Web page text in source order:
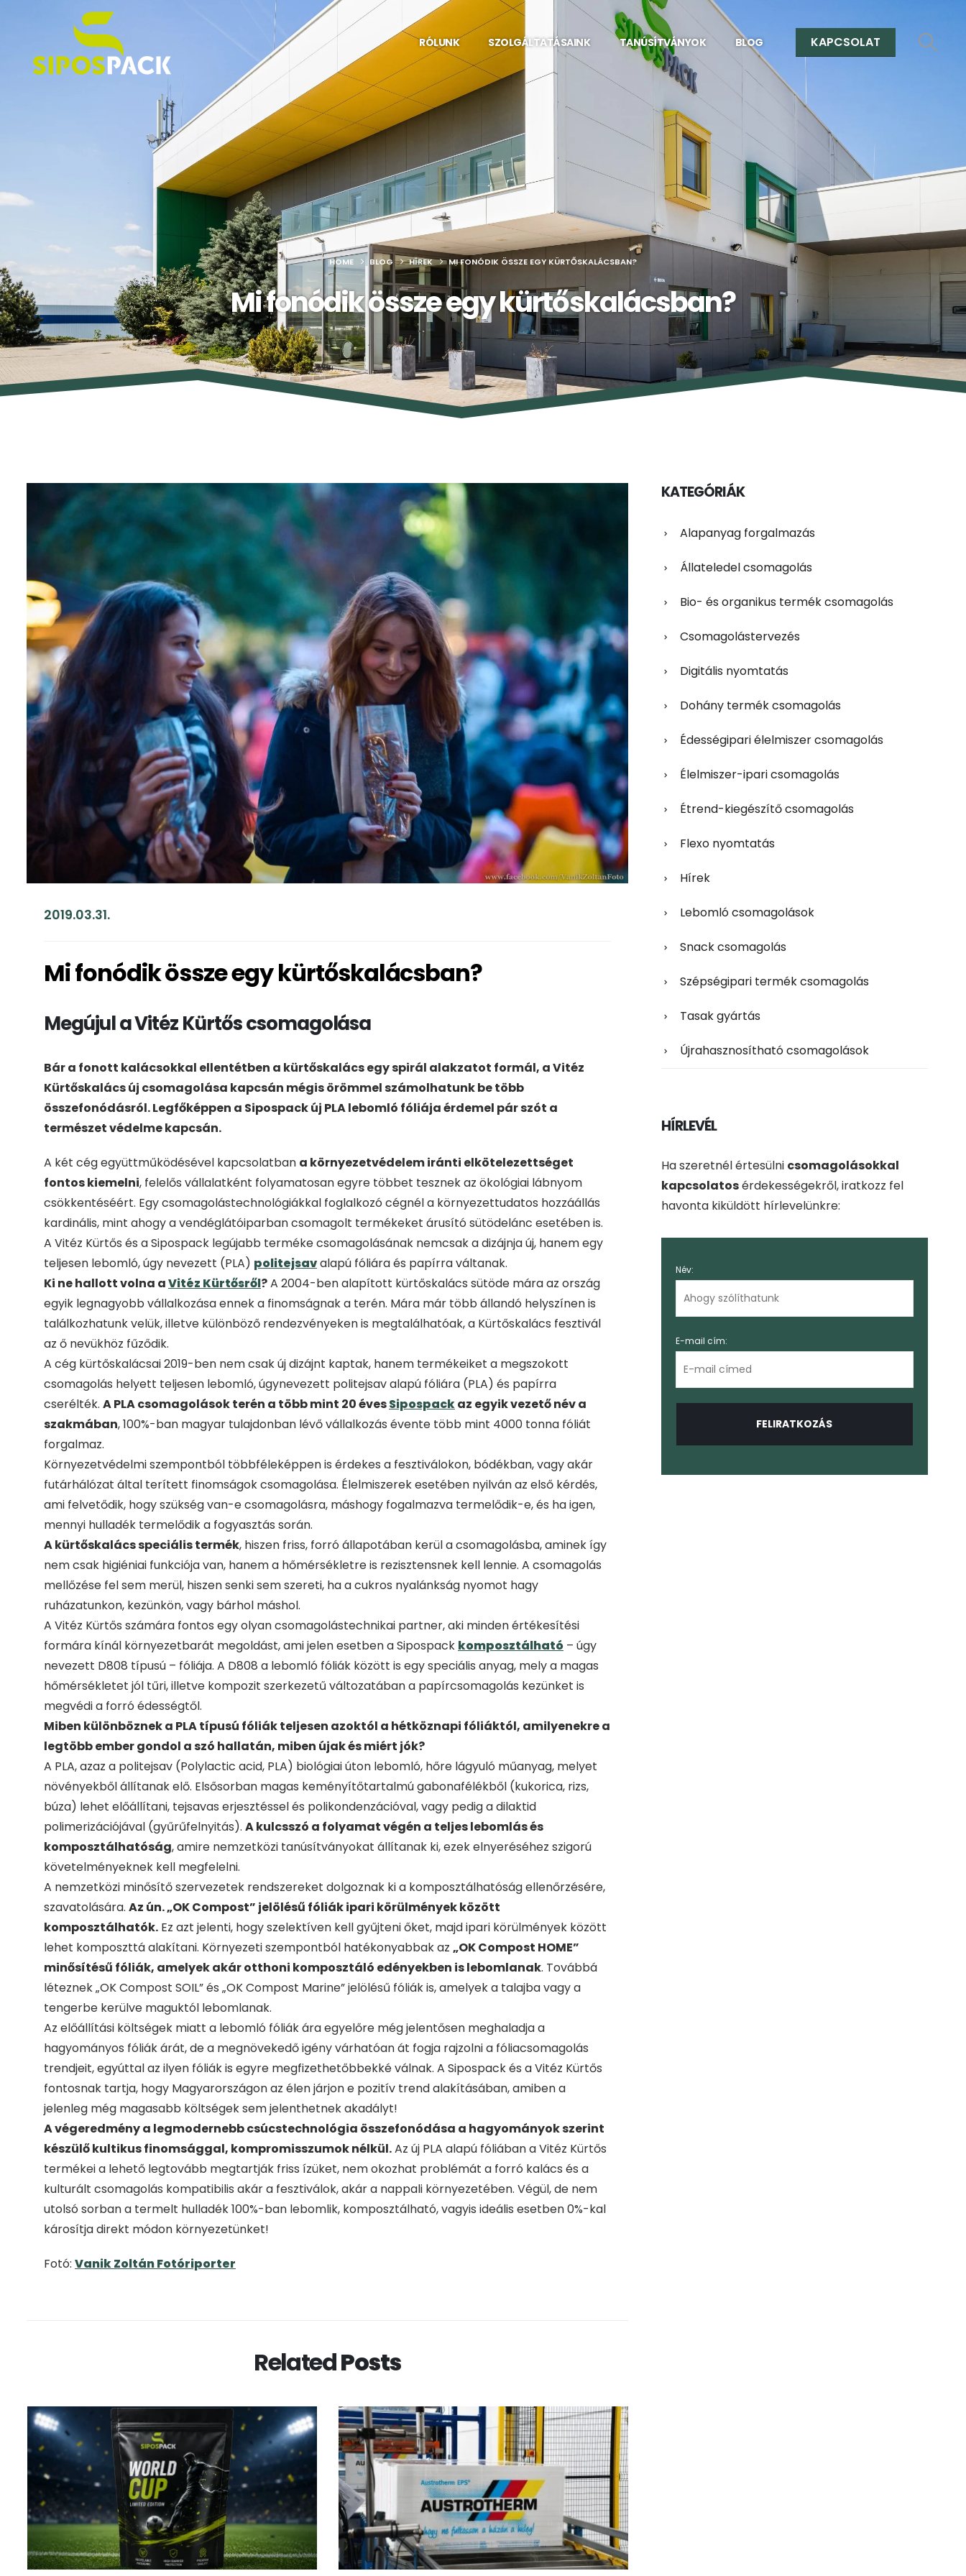
RÓLUNK SZOLGÁLTATÁSAINK TANÚSÍTVÁNYOK BLOG KAPCSOLAT
HOME BLOG HÍREK MI FONÓDIK ÖSSZE EGY KÜRTŐSKALÁCSBAN?
Mi fonódik össze egy kürtőskalácsban?
2019.03.31.
Mi fonódik össze egy kürtőskalácsban?
Megújul a Vitéz Kürtős csomagolása
Bár a fonott kalácsokkal ellentétben a kürtőskalács egy spirál alakzatot formál, a Vitéz
Kürtőskalács új csomagolása kapcsán mégis örömmel számolhatunk be több
összefonódásról. Legfőképpen a Sipospack új PLA lebomló fóliája érdemel pár szót a
természet védelme kapcsán.
A két cég együttműködésével kapcsolatban a környezetvédelem iránti elkötelezettséget
fontos kiemelni, felelős vállalatként folyamatosan egyre többet tesznek az ökológiai lábnyom
csökkentéséért. Egy csomagolástechnológiákkal foglalkozó cégnél a környezettudatos hozzáállás
kardinális, mint ahogy a vendéglátóiparban csomagolt termékeket árusító sütödelánc esetében is.
A Vitéz Kürtős és a Sipospack legújabb terméke csomagolásának nemcsak a dizájnja új, hanem egy
teljesen lebomló, úgy nevezett (PLA) politejsavalapú fóliára és papírra váltanak.
Ki ne hallott volna aVitéz Kürtősről?A 2004-ben alapított kürtőskalács sütöde mára az ország
egyik legnagyobb vállalkozása ennek a finomságnak a terén. Mára már több állandó helyszínen is
találkozhatunk velük, illetve különböző rendezvényeken is megtalálhatóak, a Kürtőskalács fesztivál
az ő nevükhöz fűződik.
A cég kürtőskalácsai 2019-ben nem csak új dizájnt kaptak, hanem termékeiket a megszokott
csomagolás helyett teljesen lebomló, úgynevezett politejsav alapú fóliára (PLA) és papírra
cserélték. A PLA csomagolások terén a több mint 20 évesSipospackaz egyik vezető név a
szakmában, 100%-ban magyar tulajdonban lévő vállalkozás évente több mint 4000 tonna fóliát
forgalmaz.
Környezetvédelmi szempontból többféleképpen is érdekes a fesztiválokon, bódékban, vagy akár
futárhálózat által terített finomságok csomagolása. Élelmiszerek esetében nyilván az első kérdés,
ami felvetődik, hogy szükség van-e csomagolásra, máshogy fogalmazva termelődik-e, és ha igen,
mennyi hulladék termelődik a fogyasztás során.
A kürtőskalács speciális termék, hiszen friss, forró állapotában kerül a csomagolásba, aminek így
nem csak higiéniai funkciója van, hanem a hőmérsékletre is rezisztensnek kell lennie. A csomagolás
mellőzése fel sem merül, hiszen senki sem szereti, ha a cukros nyalánkság nyomot hagy
ruházatunkon, kezünkön, vagy bárhol máshol.
A Vitéz Kürtős számára fontos egy olyan csomagolástechnikai partner, aki minden értékesítési
formára kínál környezetbarát megoldást, ami jelen esetben a Sipospack komposztálható – úgy
nevezett D808 típusú – fóliája. A D808 a lebomló fóliák között is egy speciális anyag, mely a magas
hőmérsékletet jól tűri, illetve kompozit szerkezetű változatában a papírcsomagolás kezünket is
megvédi a forró édességtől.
Miben különböznek a PLA típusú fóliák teljesen azoktól a hétköznapi fóliáktól, amilyenekre a
legtöbb ember gondol a szó hallatán, miben újak és miért jók?
A PLA, azaz a politejsav (Polylactic acid, PLA) biológiai úton lebomló, hőre lágyuló műanyag, melyet
növényekből állítanak elő. Elsősorban magas keményítőtartalmú gabonafélékből (kukorica, rizs,
búza) lehet előállítani, tejsavas erjesztéssel és polikondenzációval, vagy pedig a dilaktid
polimerizációjával (gyűrűfelnyitás). A kulcsszó a folyamat végén a teljes lebomlás és
komposztálhatóság, amire nemzetközi tanúsítványokat állítanak ki, ezek elnyeréséhez szigorú
követelményeknek kell megfelelni.
A nemzetközi minősítő szervezetek rendszereket dolgoznak ki a komposztálhatóság ellenőrzésére,
szavatolására. Az ún. „OK Compost” jelölésű fóliák ipari körülmények között
komposztálhatók. Ez azt jelenti, hogy szelektíven kell gyűjteni őket, majd ipari körülmények között
lehet komposzttá alakítani. Környezeti szempontból hatékonyabbak az „OK Compost HOME”
minősítésű fóliák, amelyek akár otthoni komposztáló edényekben is lebomlanak. Továbbá
léteznek „OK Compost SOIL” és „OK Compost Marine” jelölésű fóliák is, amelyek a talajba vagy a
tengerbe kerülve maguktól lebomlanak.
Az előállítási költségek miatt a lebomló fóliák ára egyelőre még jelentősen meghaladja a
hagyományos fóliák árát, de a megnövekedő igény várhatóan át fogja rajzolni a fóliacsomagolás
trendjeit, egyúttal az ilyen fóliák is egyre megfizethetőbbekké válnak. A Sipospack és a Vitéz Kürtős
fontosnak tartja, hogy Magyarországon az élen járjon e pozitív trend alakításában, amiben a
jelenleg még magasabb költségek sem jelenthetnek akadályt!
A végeredmény a legmodernebb csúcstechnológia összefonódása a hagyományok szerint
készülő kultikus finomsággal, kompromisszumok nélkül.Az új PLA alapú fóliában a Vitéz Kürtős
termékei a lehető legtovább megtartják friss ízüket, nem okozhat problémát a forró kalács és a
kulturált csomagolás kompatibilis akár a fesztiválok, akár a nappali környezetében. Végül, de nem
utolsó sorban a termelt hulladék 100%-ban lebomlik, komposztálható, vagyis ideális esetben 0%-kal
károsítja direkt módon környezetünket!
Fotó: Vanik Zoltán Fotóriporter
RelatedPosts
KATEGÓRIÁK
Alapanyag forgalmazás
Állateledel csomagolás
Bio- és organikus termék csomagolás
Csomagolástervezés
Digitális nyomtatás
Dohány termék csomagolás
Édességipari élelmiszer csomagolás
Élelmiszer-ipari csomagolás
Étrend-kiegészítő csomagolás
Flexo nyomtatás
Hírek
Lebomló csomagolások
Snack csomagolás
Szépségipari termék csomagolás
Tasak gyártás
Újrahasznosítható csomagolások
HÍRLEVÉL
Ha szeretnél értesülni csomagolásokkal
kapcsolatosérdekességekről, iratkozz fel
havonta kiküldött hírlevelünkre:
Név:
E-mail cím: